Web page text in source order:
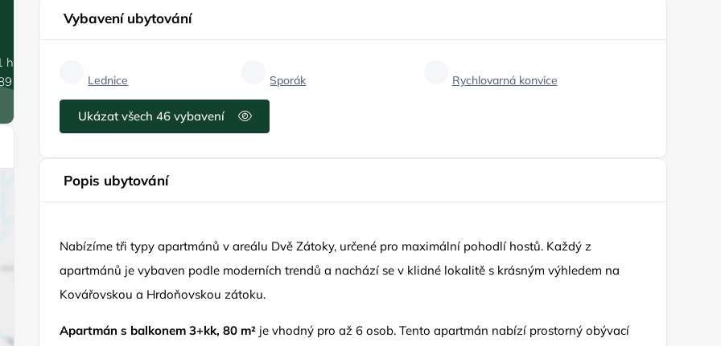
m/s
Vybavení ubytování
Lednice Sporák Rychlovarná konvice
Ukázat všech 46 vybavení
Popis ubytování
Nabízíme tři typy apartmánů v areálu Dvě Zátoky, určené pro maximální pohodlí hostů. Každý z
apartmánů je vybaven podle moderních trendů a nachází se v klidné lokalitě s krásným výhledem na
Kovářovskou a Hrdoňovskou zátoku.
Apartmán s balkonem 3+kk, 80 m² je vhodný pro až 6 osob. Tento apartmán nabízí prostorný obývací